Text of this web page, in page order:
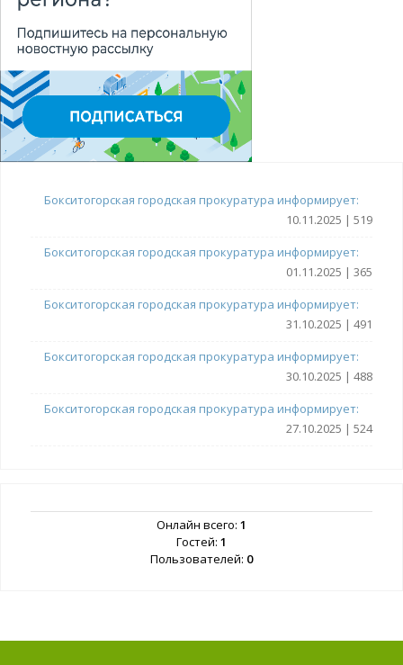
Бокситогорская городская прокуратура информирует:
10.11.2025 | 519
Бокситогорская городская прокуратура информирует:
01.11.2025 | 365
Бокситогорская городская прокуратура информирует:
31.10.2025 | 491
Бокситогорская городская прокуратура информирует:
30.10.2025 | 488
Бокситогорская городская прокуратура информирует:
27.10.2025 | 524
Онлайн всего: 1
Гостей: 1
Пользователей: 0